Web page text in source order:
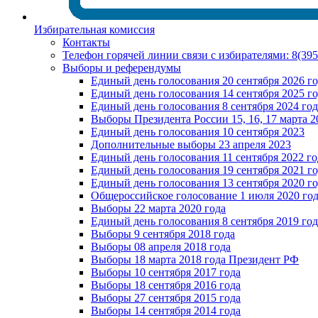
Избирательная комиссия
Контакты
Телефон горячей линии связи с избирателями:
Выборы и референдумы
Единый день голосования 20 сентября 2026
Единый день голосования 14 сентября 2025
Единый день голосования 8 сентября 2024
Выборы Президента России 15, 16, 17 марта
Единый день голосования 10 сентября 2023
Дополнительные выборы 23 апреля 2023
Единый день голосования 11 сентября 2022
Единый день голосования 19 сентября 2021
Единый день голосования 13 сентября 2020
Общероссийское голосование 1 июля 2020
Выборы 22 марта 2020 года
Единый день голосования 8 сентября 2019
Выборы 9 сентября 2018 года
Выборы 08 апреля 2018 года
Выборы 18 марта 2018 года Президент РФ
Выборы 10 сентября 2017 года
Выборы 18 сентября 2016 года
Выборы 27 сентября 2015 года
Выборы 14 сентября 2014 года